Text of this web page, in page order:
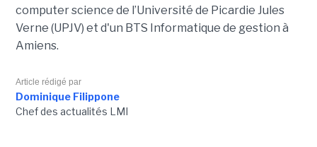
computer science de l’Université de Picardie Jules
Verne (UPJV) et d'un BTS Informatique de gestion à
Amiens.
Article rédigé par
Dominique Filippone
Chef des actualités LMI